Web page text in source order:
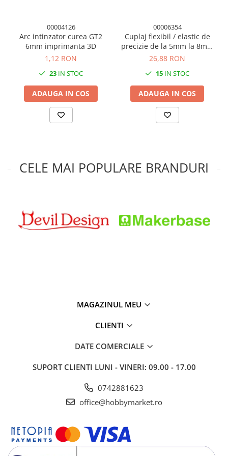
00004126
Arc intinzator curea GT2
6mm imprimanta 3D
1,12 RON
23 IN STOC
ADAUGA IN COS
00006354
Cuplaj flexibil / elastic de
precizie de la 5mm la 8mm
imprimanta 3D
26,88 RON
15 IN STOC
ADAUGA IN COS
CELE MAI POPULARE BRANDURI
MAGAZINUL MEU
CLIENTI
DATE COMERCIALE
SUPORT CLIENTI LUNI - VINERI: 09.00 - 17.00
0742881623
office@hobbymarket.ro